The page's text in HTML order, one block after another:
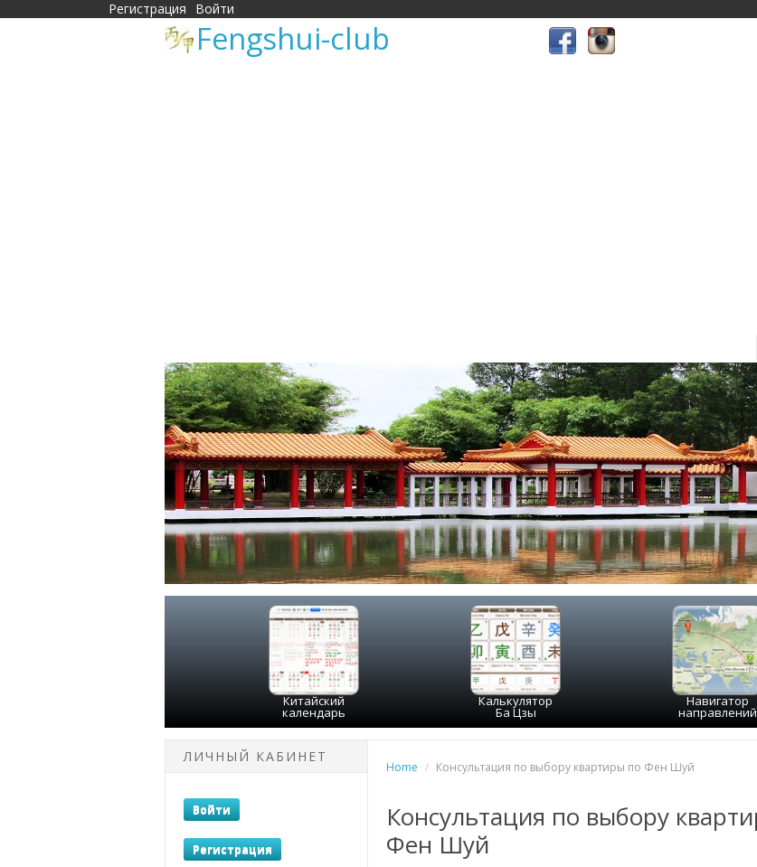
Fengshui-club
Китайский
календарь
Калькулятор
Ба Цзы
Навигатор
направлений
ЛИЧНЫЙ КАБИНЕТ
Home / Консультация по выбору квартиры по Фен Шуй
Консультация по выбору
Фен Шуй
Регистрация Войти